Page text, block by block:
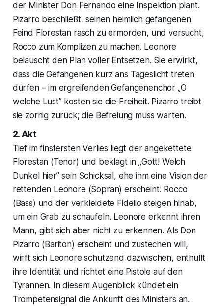
der Minister Don Fernando eine Inspektion plant.
Pizarro beschließt, seinen heimlich gefangenen
Feind Florestan rasch zu ermorden, und versucht,
Rocco zum Komplizen zu machen. Leonore
belauscht den Plan voller Entsetzen. Sie erwirkt,
dass die Gefangenen kurz ans Tageslicht treten
dürfen – im ergreifenden Gefangenenchor „O
welche Lust” kosten sie die Freiheit. Pizarro treibt
sie zornig zurück; die Befreiung muss warten.
2. Akt
Tief im finstersten Verlies liegt der angekettete
Florestan (Tenor) und beklagt in „Gott! Welch
Dunkel hier” sein Schicksal, ehe ihm eine Vision der
rettenden Leonore (Sopran) erscheint. Rocco
(Bass) und der verkleidete Fidelio steigen hinab,
um ein Grab zu schaufeln. Leonore erkennt ihren
Mann, gibt sich aber nicht zu erkennen. Als Don
Pizarro (Bariton) erscheint und zustechen will,
wirft sich Leonore schützend dazwischen, enthüllt
ihre Identität und richtet eine Pistole auf den
Tyrannen. In diesem Augenblick kündet ein
Trompetensignal die Ankunft des Ministers an.